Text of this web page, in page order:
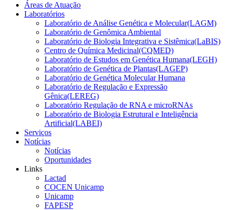
Áreas de Atuação
Laboratórios
Laboratório de Análise Genética e Molecular(LAGM)
Laboratório de Genômica Ambiental
Laboratório de Biologia Integrativa e Sistêmica(LaBIS)
Centro de Química Medicinal(CQMED)
Laboratório de Estudos em Genética Humana(LEGH)
Laboratório de Genética de Plantas(LAGEP)
Laboratório de Genética Molecular Humana
Laboratório de Regulação e Expressão
Gênica(LEREG)
Laboratório Regulação de RNA e microRNAs
Laboratório de Biologia Estrutural e Inteligência
Artificial(LABEI)
Serviços
Notícias
Notícias
Oportunidades
Links
Lactad
COCEN Unicamp
Unicamp
FAPESP